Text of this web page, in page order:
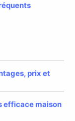
prix et
efficace maison